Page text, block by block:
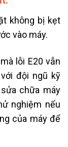
không bị kẹt
vào máy.
lỗi E20 vẫn
đội ngũ kỹ
chữa máy
nghiệm nếu
của máy để